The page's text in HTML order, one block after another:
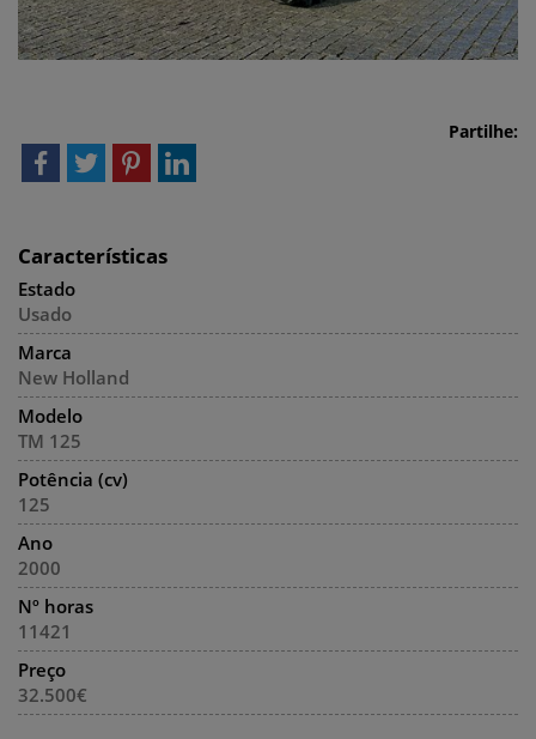
Partilhe:
Características
Estado
Usado
Marca
New Holland
Modelo
TM 125
Potência (cv)
125
Ano
2000
Nº horas
11421
Preço
32.500€